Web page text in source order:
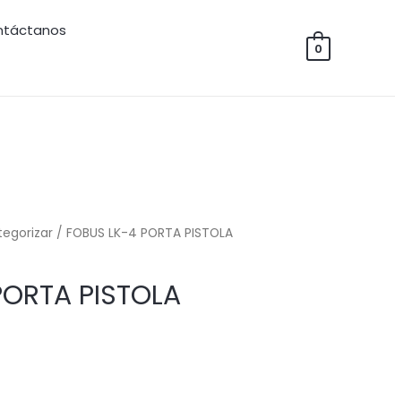
0
/ FOBUS LK-4 PORTA PISTOLA
PISTOLA